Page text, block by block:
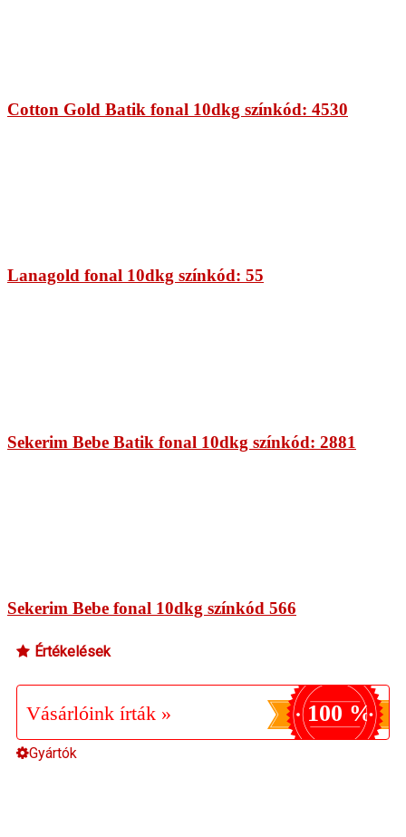
Cotton Gold Batik fonal 10dkg színkód: 4530
Lanagold fonal 10dkg színkód: 55
Sekerim Bebe Batik fonal 10dkg színkód: 2881
Sekerim Bebe fonal 10dkg színkód 566
Értékelések
Vásárlóink írták » 100 %
Gyártók